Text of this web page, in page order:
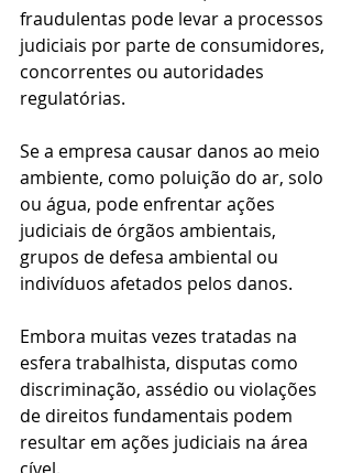
fraudulentas pode levar a processos
judiciais por parte de consumidores,
concorrentes ou autoridades
regulatórias.
Se a empresa causar danos ao meio
ambiente, como poluição do ar, solo
ou água, pode enfrentar ações
judiciais de órgãos ambientais,
grupos de defesa ambiental ou
indivíduos afetados pelos danos.
Embora muitas vezes tratadas na
esfera trabalhista, disputas como
discriminação, assédio ou violações
de direitos fundamentais podem
resultar em ações judiciais na área